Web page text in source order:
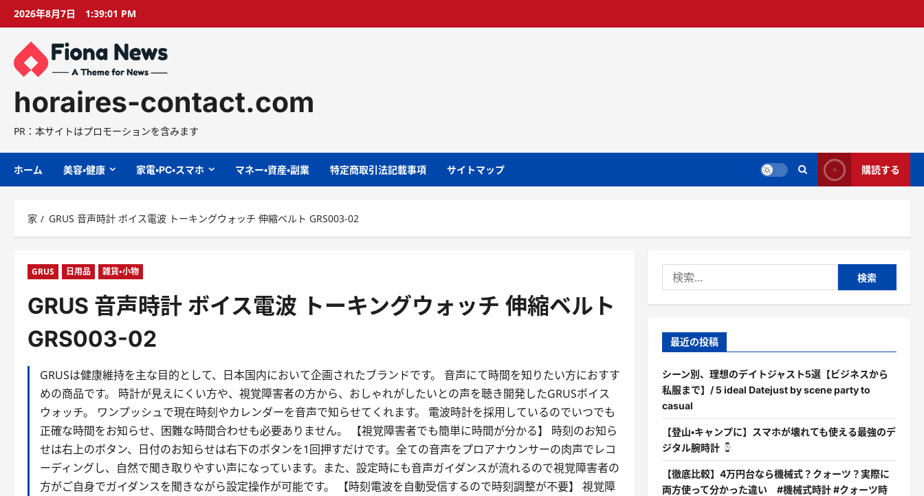
プ
2026年8月7日 1:39:02 PM
horaires-contact.com
PR：本サイトはプロモーションを含みます
ホーム 美容・健康 家電・PC・スマホ マネー・資産・副業 特定商取引法記載事項 サイトマップ 購読する
家 GRUS 音声時計 ボイス電波 トーキングウォッチ 伸縮ベルト GRS003-02
GRUS 日用品 雑貨・小物
GRUS 音声時計 ボイス電波 トーキングウォッチ 伸縮ベルト
GRS003-02
GRUSは健康維持を主な目的として、日本国内において企画されたブランドです。 音声にて時間を知りたい方におすす
めの商品です。 時計が見えにくい方や、視覚障害者の方から、おしゃれがしたいとの声を聴き開発したGRUSボイス
ウォッチ。 ワンプッシュで現在時刻やカレンダーを音声で知らせてくれます。 電波時計を採用しているのでいつでも
正確な時間をお知らせ、困難な時間合わせも必要ありません。 【視覚障害者でも簡単に時間が分かる】 時刻のお知ら
せは右上のボタン、日付のお知らせは右下のボタンを1回押すだけです。全ての音声をプロアナウンサーの肉声でレコ
ーディングし、自然で聞き取りやすい声になっています。また、設定時にも音声ガイダンスが流れるので視覚障害者の
方がご自身でガイダンスを聞きながら設定操作が可能です。 【時刻電波を自動受信するので時刻調整が不要】 視覚障
索:
最近の投稿
シーン別、理想のデイトジャスト5選【ビジネスから
私服まで】/ 5 ideal Datejust by scene party to
casual
【登山・キャンプに】スマホが壊れても使える最強のデ
ジタル腕時計
【徹底比較】4万円台なら機械式？クォーツ？実際に
両方使って分かった違い #機械式時計 #クォーツ時